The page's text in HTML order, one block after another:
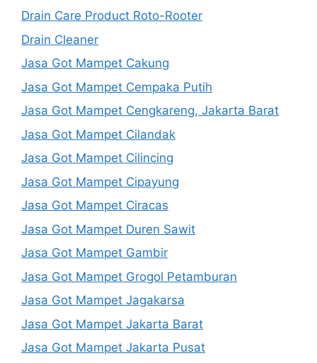
Drain Care Product Roto-Rooter
Drain Cleaner
Jasa Got Mampet Cakung
Jasa Got Mampet Cempaka Putih
Jasa Got Mampet Cengkareng, Jakarta Barat
Jasa Got Mampet Cilandak
Jasa Got Mampet Cilincing
Jasa Got Mampet Cipayung
Jasa Got Mampet Ciracas
Jasa Got Mampet Duren Sawit
Jasa Got Mampet Gambir
Jasa Got Mampet Grogol Petamburan
Jasa Got Mampet Jagakarsa
Jasa Got Mampet Jakarta Barat
Jasa Got Mampet Jakarta Pusat